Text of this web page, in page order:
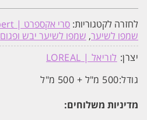
לחזרה לקטגוריות: סרי אקספרט | serie expert לוריאל פרופסיונל
שמפו לשיער, שמפו לשיער יבש ופגום
יצרן: לוריאל | LOREAL
גודל:500 מ"ל + 500 מ"ל
מדיניות משלוחים: